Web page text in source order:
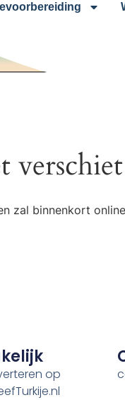
verschiet
zal binnenkort
op